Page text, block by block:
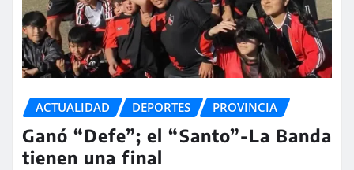
ACTUALIDAD DEPORTES PROVINCIA
Ganó “Defe”; el “Santo”-La Banda
tienen una final